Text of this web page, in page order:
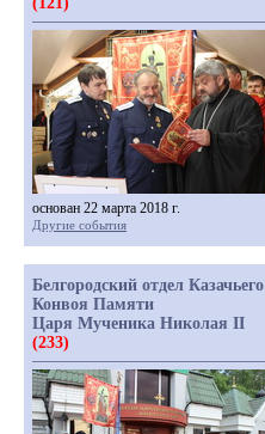
основан 22 марта 2018 г.
Другие события
Белгородский отдел Казачьего
Конвоя Памяти
Царя Мученика Николая II
(233)